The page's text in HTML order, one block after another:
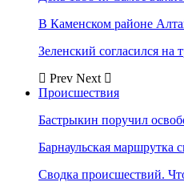
В Каменском районе
Зеленский согласился
Prev Next
Происшествия
Бастрыкин поручил
Барнаульская маршрутка
Сводка происшествий.